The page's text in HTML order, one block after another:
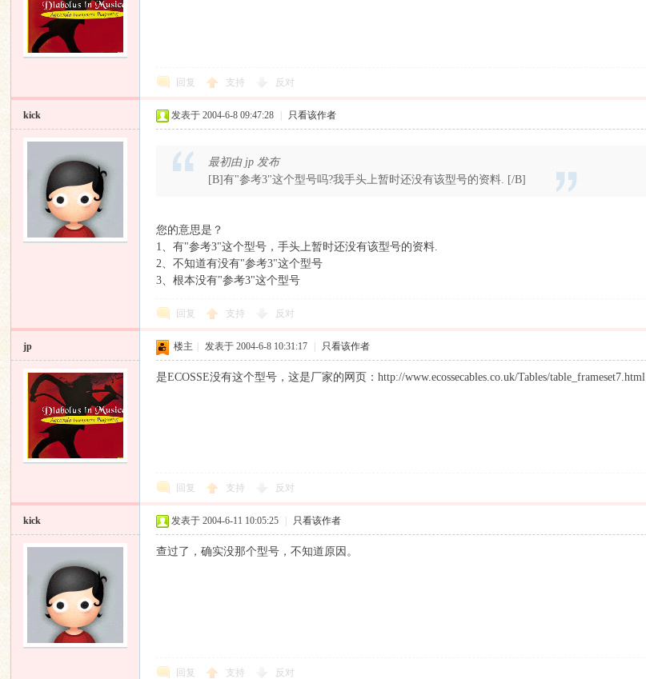
回复 支持 反对
kick 发表于 2004-6-8 09:47:28 只看该作者
最初由 jp 发布
[B]有"参考3"这个型号吗?我手头上暂时还没有该型号的资料. [/B]
您的意思是？
1、有"参考3"这个型号，手头上暂时还没有该型号的资料.
2、不知道有没有"参考3"这个型号
3、根本没有"参考3"这个型号
回复 支持 反对
jp 楼主 发表于 2004-6-8 10:31:17 只看该作者
是ECOSSE没有这个型号，这是厂家的网页：http://www.ecossecables.co.uk/Tables/table_frameset7.html
回复 支持 反对
kick 发表于 2004-6-11 10:05:25 只看该作者
查过了，确实没那个型号，不知道原因。
回复 支持 反对